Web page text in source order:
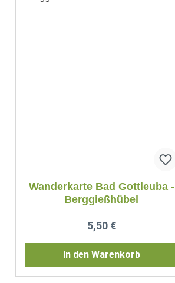
Wanderkarte Bad Gottleuba -
Berggießhübel
Regulärer Preis:
5,50 €
In den Warenkorb